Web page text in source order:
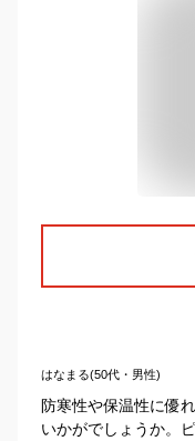
はなまる(50代・男性)
防寒性や保温性に優
いかがでしょうか。